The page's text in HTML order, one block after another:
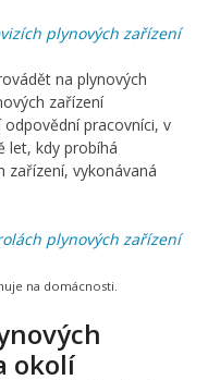
plynových zařízení
na plynových
zařízení
pracovníci, v
let, kdy probíhá
zařízení, vykonávaná
plynových zařízení
na domácnosti.
okolí